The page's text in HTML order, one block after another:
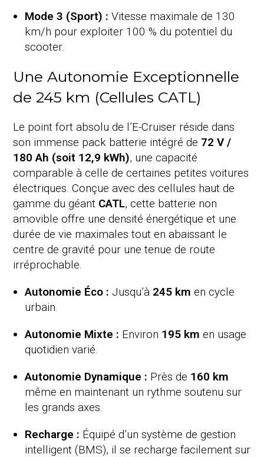
Mode 3 (Sport) : Vitesse maximale de 130
km/h pour exploiter 100 % du potentiel du
scooter.
Une Autonomie Exceptionnelle
de 245 km (Cellules CATL)
Le point fort absolu de l’E-Cruiser réside dans
son immense pack batterie intégré de 72 V /
180 Ah (soit 12,9 kWh), une capacité
comparable à celle de certaines petites voitures
électriques. Conçue avec des cellules haut de
gamme du géant CATL, cette batterie non
amovible offre une densité énergétique et une
durée de vie maximales tout en abaissant le
centre de gravité pour une tenue de route
irréprochable.
Autonomie Éco : Jusqu’à 245 km en cycle
urbain.
Autonomie Mixte : Environ 195 km en usage
quotidien varié.
Autonomie Dynamique : Près de 160 km
même en maintenant un rythme soutenu sur
les grands axes.
Recharge : Équipé d’un système de gestion
intelligent (BMS), il se recharge facilement sur